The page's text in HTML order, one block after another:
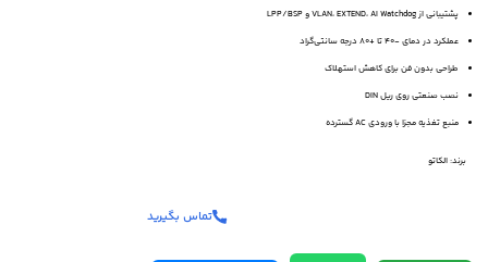
پشتیبانی از VLAN، EXTEND، AI Watchdog و LPP/BSP
عملکرد در دمای -۴۰ تا +۸۰ درجه سانتی‌گراد
طراحی بدون فن برای کاهش استهلاک
نصب صنعتی روی ریل DIN
منبع تغذیه مجزا با ورودی AC گسترده
برند:الکاتو
تماس بگیرید